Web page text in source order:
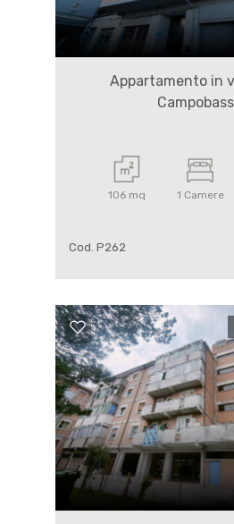
Appartamento in
106 mq 1 Camere
Cod. P262